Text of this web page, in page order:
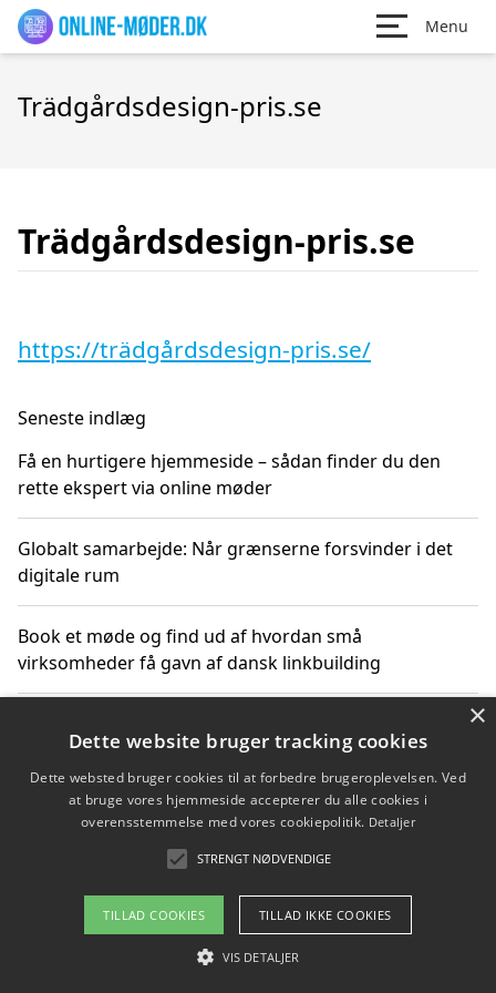
Menu
Trädgårdsdesign-pris.se
Trädgårdsdesign-pris.se
https://trädgårdsdesign-pris.se/
Seneste indlæg
Få en hurtigere hjemmeside – sådan finder du den
rette ekspert via online møder
Globalt samarbejde: Når grænserne forsvinder i det
digitale rum
Book et møde og find ud af hvordan små
virksomheder få gavn af dansk linkbuilding
får du indgår et samarbejde
Hold et møde med en WordPress ekspert og vælg den
mest professionelle til at vedligeholde din løsning
Copyright 2026 - Pilanto Aps
Om / kontakt
×
Dette website bruger tracking cookies
Dette websted bruger cookies til at forbedre brugeroplevelsen. Ved
at bruge vores hjemmeside accepterer du alle cookies i
overensstemmelse med vores cookiepolitik. Detaljer
STRENGT NØDVENDIGE
TILLAD COOKIES TILLAD IKKE COOKIES
VIS DETALJER